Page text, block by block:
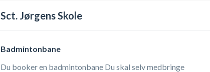
Sct. Jørgens Skole
Badmintonbane
Du booker en badmintonbane Du skal selv medbringe